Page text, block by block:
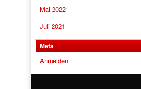
Mai 2022
Juli 2021
Meta
Anmelden